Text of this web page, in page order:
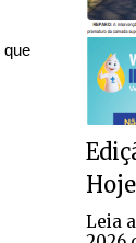
que
Hoje
Leia